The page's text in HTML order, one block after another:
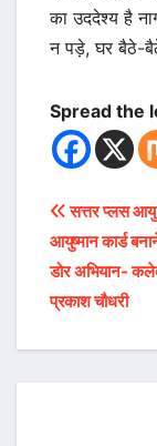
का उददेश्य है
न पड़े, घर बैठे-
Spread the
Post
सत्तर प्लस आयु
आयुष्मान कार्ड
डोर अभियान-
प्रकाश चौधरी